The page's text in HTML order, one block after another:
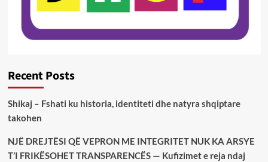
Recent Posts
Shikaj – Fshati ku historia, identiteti dhe natyra shqiptare
takohen
NJË DREJTËSI QË VEPRON ME INTEGRITET NUK KA ARSYE
T’I FRIKËSOHET TRANSPARENCËS — Kufizimet e reja ndaj